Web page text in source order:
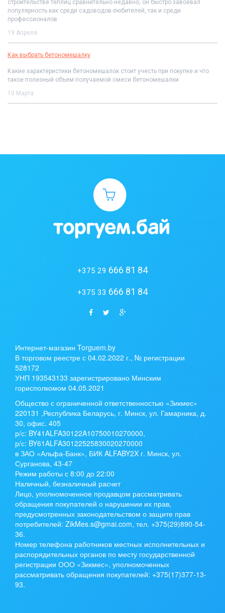
строительстве теплиц сравнительно недавно, он быстро завоевал
популярность как среди садоводов-любителей, так и среди
профессионалов
19 Апреля
Как выбрать бетономешалку
Какие характеристики бетономешалок стоит учесть при покупке и что
такое полезный объем получаемой смеси бетономешалки
10 Марта
+375 29 666 81 84
+375 33 666 81 84
Интернет-магазин Torguem.by
В торговом реестре с 04.02.2022 г., № регистрации
528172
УНП 193543133 зарегистрировано Минским
горисполкомом 04.05.2021
Общество с ограниченной ответственностью «Зикмес»
220131 ,Республика Беларусь, г. Минск, ул. Гамарника, д.
30, офис. 405
р/с: BY41ALFA30122A10750010270000,
р/с: BY61ALFA30122525830020270000
в ЗАО «Альфа-Банк», БИК ALFABY2X г. Минск, ул.
Сурганова, 43-47
Режим работы с 8:00 до 22:00
Наличный, безналичный расчет
Лицо, уполномоченное продавцом рассматривать
обращения покупателей о нарушении их прав,
предусмотренных законодательством о защите прав
потребителей: ZikMes.s@gmai.com, тел. +375(29)890-54-
36.
Номер телефона работников местных исполнительных и
распорядительных органов по месту государственной
регистрации ООО «Зикмес», уполномоченных
рассматривать обращения покупателей: +375(17)377-13-
93.